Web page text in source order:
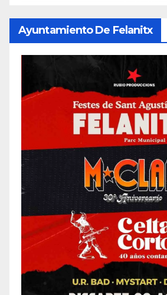
Ayuntamiento De Felanitx